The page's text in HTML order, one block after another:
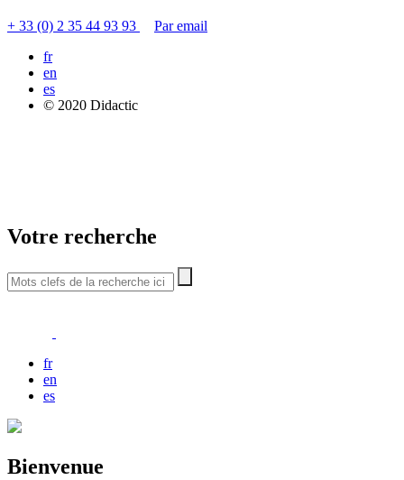
+ 33 (0) 2 35 44 93 93
Par email
fr
en
es
© 2020 Didactic
Votre recherche
fr
en
es
Bienvenue